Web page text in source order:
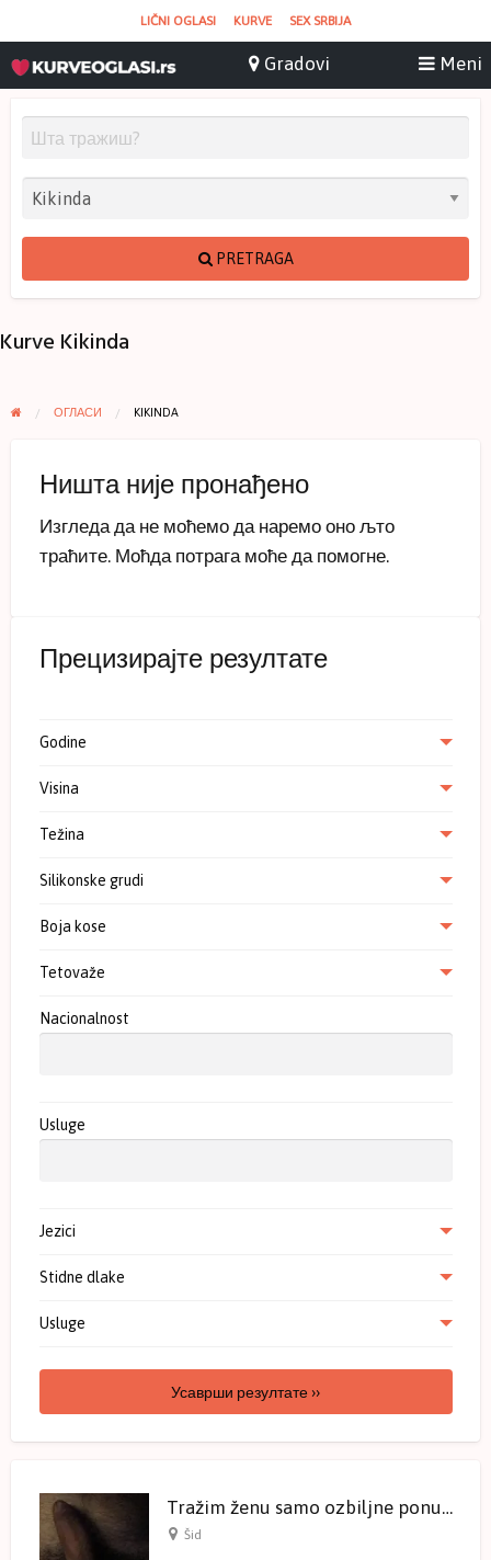
LIČNI OGLASI KURVE SEX SRBIJA
PRETRAGA
Kurve Kikinda
ОГЛАСИ KIKINDA
Ништа није пронађено
Изгледа да не моћемо да наремо оно љто
траћите. Моћда потрага моће да помогне.
Прецизирајте резултате
Godine
Visina
Težina
Silikonske grudi
Boja kose
Tetovaže
Nacionalnost
Usluge
Jezici
Stidne dlake
Usluge
Усаврши резултате ››
Tražim ženu samo ozbiljne ponude
Šid